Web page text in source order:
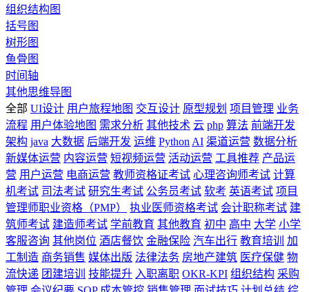
组织结构图
括号图
树形图
鱼骨图
时间轴
其他思维导图
全部 UI设计 用户旅程地图 交互设计 原型规划 项目管理 业务
流程 用户体验地图 需求分析 其他技术 云 php 算法 前端开发
架构 java 大数据 后端开发 运维 Python AI 渠道运营 数据分析
新媒体运营 内容运营 短视频运营 活动运营 工具推荐 产品运
营 用户运营 电商运营 教师资格证考试 心理咨询师考试 计算
机考试 司法考试 研究生考试 公务员考试 软考 英语考试 项目
管理师职业资格（PMP）
执业医师资格考试 会计职称考试 建
筑师考试 建造师考试 学前教育 其他教育 初中 高中 大学 小学
客服咨询 其他岗位 酒店餐饮 金融保险 汽车出行 教育培训
加
工制造 商务销售 媒体出版 法律法务 房地产建筑 医疗保健 物
流快递 团建培训 技能提升 入职离职 OKR-KPI 组织结构 采购